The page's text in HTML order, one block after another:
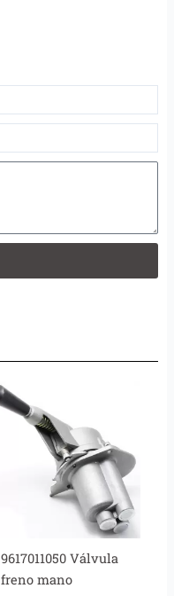
9617011050 Válvula
freno mano